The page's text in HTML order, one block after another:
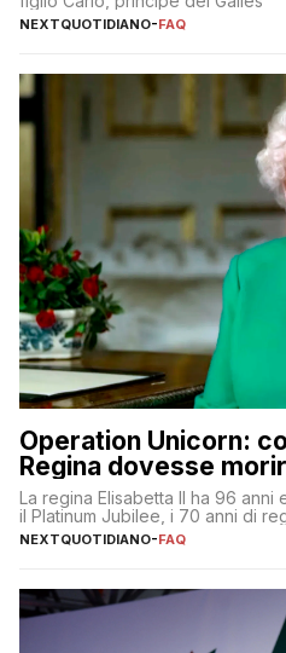
NEXTQUOTIDIANO-FAQ
Operation Unicorn:
Regina dovesse
La regina Elisabetta II ha 96
il Platinum Jubilee, i 70 anni di
NEXTQUOTIDIANO-FAQ